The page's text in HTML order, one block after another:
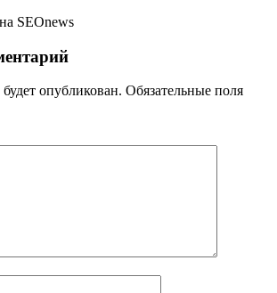
SEOnews
опубликован. Обязательные поля